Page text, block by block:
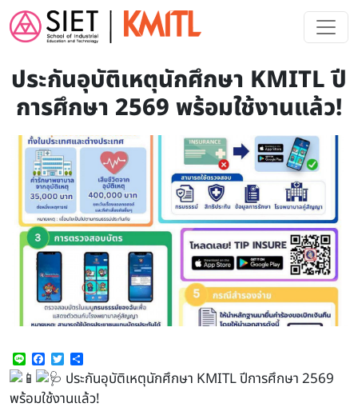
Skip to main content
ประกันอุบัติเหตุนักศึกษา KMITL ปี
การศึกษา 2569 พร้อมใช้งานแล้ว!
Line Facebook
Twitter
ประกันอุบัติเหตุนักศึกษา KMITL ปีการศึกษา 2569
พร้อมใช้งานแล้ว!